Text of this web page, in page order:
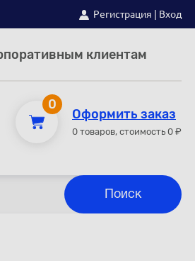
Регистрация Вход
клиентам
0
Оформить заказ
0 товаров, стоимость 0 ₽